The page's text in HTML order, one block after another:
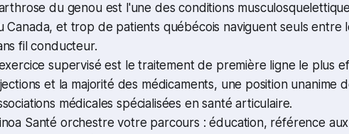
du genou est l'une des conditions
Canada, et trop de patients québécois naviguent seuls entre
fil conducteur.
supervisé est le traitement de première ligne le plus
et la majorité des médicaments, une position unanime
médicales spécialisées en santé articulaire.
Santé orchestre votre parcours : éducation, référence